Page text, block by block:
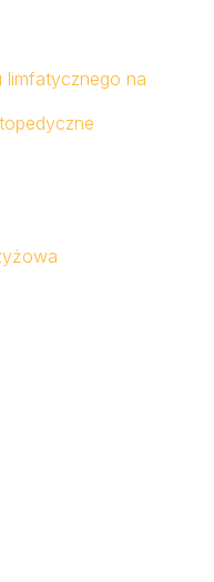
limfatycznego na